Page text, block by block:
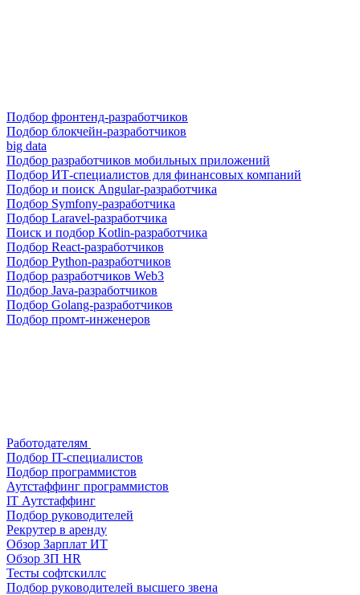
Подбор фронтенд-разработчиков
Подбор блокчейн-разработчиков
big data
Подбор разработчиков мобильных приложений
Подбор ИТ-специалистов для финансовых компаний
Подбор и поиск Angular-разработчика
Подбор Symfony-разработчика
Подбор Laravel-разработчика
Поиск и подбор Kotlin-разработчика
Подбор React-разработчиков
Подбор Python-разработчиков
Подбор разработчиков Web3
Подбор Java-разработчиков
Подбор Golang-разработчиков
Подбор промт-инженеров
Работодателям
Подбор IT-специалистов
Подбор программистов
Аутстаффинг программистов
IT Аутстаффинг
Подбор руководителей
Рекрутер в аренду
Обзор Зарплат ИТ
Обзор ЗП HR
Тесты софтскиллс
Подбор руководителей высшего звена